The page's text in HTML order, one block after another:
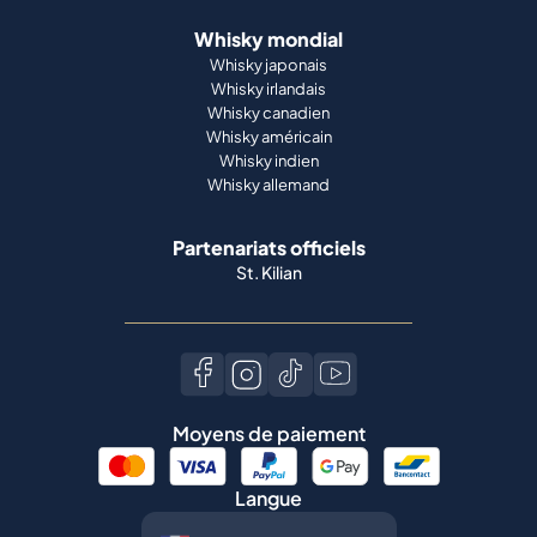
Whisky mondial
Whisky japonais
Whisky irlandais
Whisky canadien
Whisky américain
Whisky indien
Whisky allemand
Partenariats officiels
St. Kilian
Moyens de paiement
Langue